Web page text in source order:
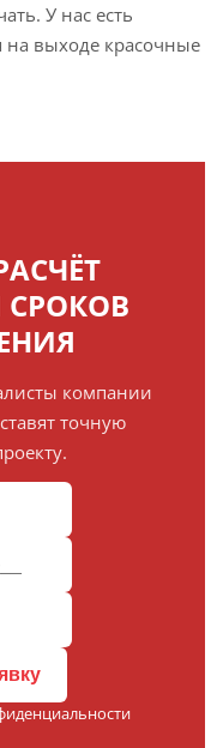
У нас есть
выходе красочные
компании
точную